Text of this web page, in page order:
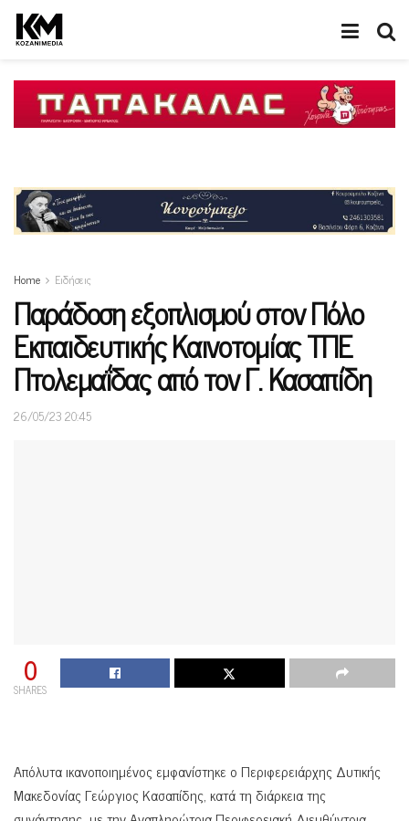
Home Ειδήσεις
Παράδοση εξοπλισμού στον Πόλο
Εκπαιδευτικής Καινοτομίας ΤΠΕ
Πτολεμαΐδας από τον Γ. Κασαπίδη
26/05/23 20:45
0
SHARES
Απόλυτα ικανοποιημένος εμφανίστηκε ο Περιφερειάρχης Δυτικής
Μακεδονίας Γεώργιος Κασαπίδης, κατά τη διάρκεια της